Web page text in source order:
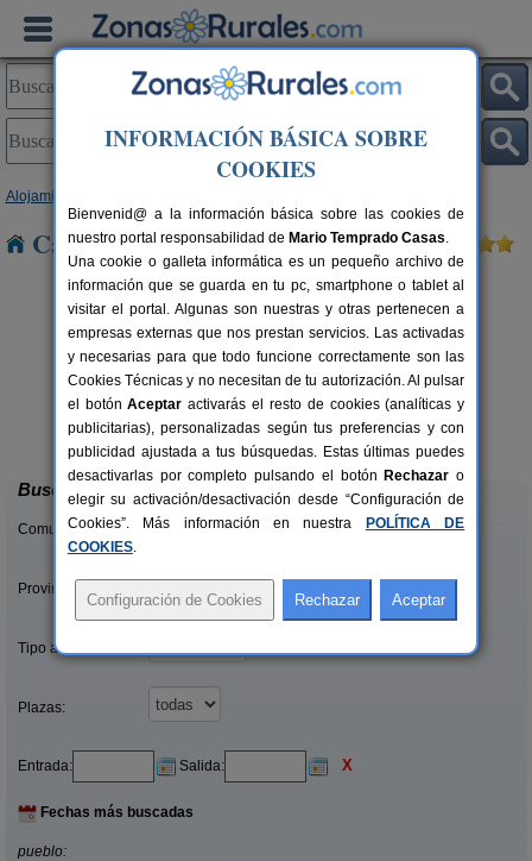
Alojamientos
Casas Rurales cerca de Almedina
15 pers.
desde26 €
Alojamiento Rural Villa Olalla
Cinco Casas (Ciudad Real)
Buscar
Comunidades:
Provincias/Islas:
Tipo alquiler:
Plazas:
Entrada: Salida: X
Fechas más buscadas
pueblo:
INFORMACIÓN BÁSICA SOBRE
COOKIES
Bienvenid@ a la información básica sobre las cookies de
nuestro portal responsabilidad de Mario Temprado Casas.
Una cookie o galleta informática es un pequeño archivo de
información que se guarda en tu pc, smartphone o tablet al
visitar el portal. Algunas son nuestras y otras pertenecen a
empresas externas que nos prestan servicios. Las activadas
y necesarias para que todo funcione correctamente son las
Cookies Técnicas y no necesitan de tu autorización. Al pulsar
el botónAceptar activarás el resto de cookies (analíticas y
publicitarias), personalizadas según tus preferencias y con
publicidad ajustada a tus búsquedas. Estas últimas puedes
desactivarlas por completo pulsando el botón Rechazar o
elegir su activación/desactivación desde “Configuración de
Cookies”. Más información en nuestra
POLÍTICA DE
COOKIES.